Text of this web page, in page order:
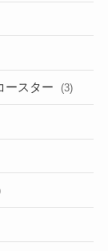
ースター (3)